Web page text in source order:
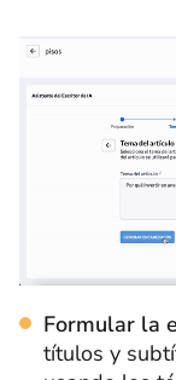
Formular la
títulos y